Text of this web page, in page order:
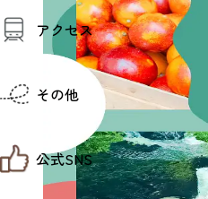
観光案内
お役立ち情報
観光アプリ
仙台観光マップ
アクセス
仙台までの経路検索
市内の交通情報
お得なチケット
その他
お知らせ
お問い合わせ
教育旅行
公式SNS